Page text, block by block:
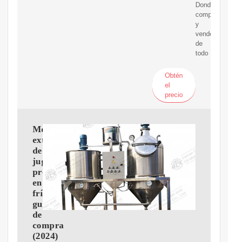
Donde
comprar
y
vender
de
todo
Obtén
el
precio
Mejor
extractor
de
jugo
prensado
en
frío:
guía
de
compra
(2024)